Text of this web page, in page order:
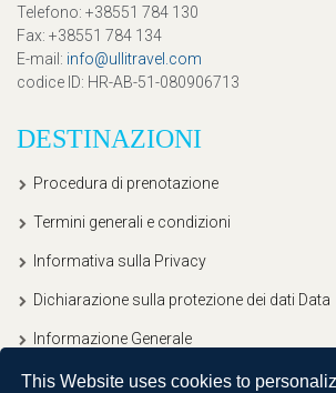
This Website uses cookies to
Telefono: +38551 784 130
Fax: +38551 784 134
E-mail : info@ullitravel.com
codice ID: HR-AB-51-080906713
DESTINAZIONI
Procedura di prenotazione
Termini generali e condizioni
Informativa sulla Privacy
Dichiarazione sulla protezione dei dati Data
Informazione Generale